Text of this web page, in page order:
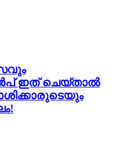
ഇത് ചെയ്താൽ